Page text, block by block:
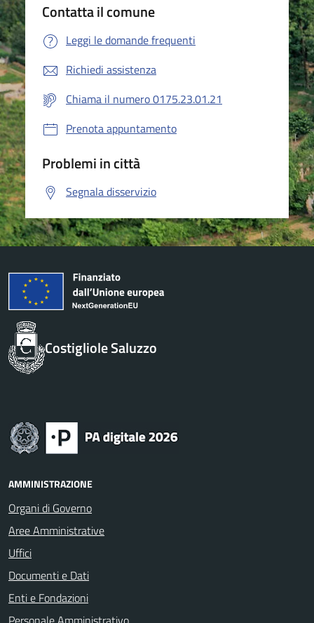
Contatta il comune
Leggi le domande frequenti
Richiedi assistenza
Chiama il numero 0175.23.01.21
Prenota appuntamento
Problemi in città
Segnala disservizio
Costigliole Saluzzo
AMMINISTRAZIONE
Organi di Governo
Aree Amministrative
Uffici
Documenti e Dati
Enti e Fondazioni